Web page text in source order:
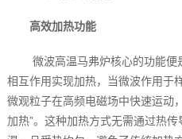
高效加热功能
微波高温马弗炉核心的功能
相互作用实现加热，当微波作用于
微观粒子在高频电磁场中快速运动
加热”。这种加热方式无需通过热